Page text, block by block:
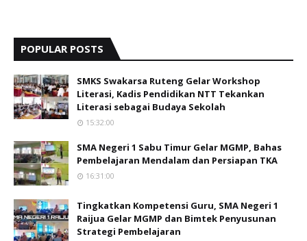
POPULAR POSTS
SMKS Swakarsa Ruteng Gelar Workshop
Literasi, Kadis Pendidikan NTT Tekankan
Literasi sebagai Budaya Sekolah
15:32:00
SMA Negeri 1 Sabu Timur Gelar MGMP, Bahas
Pembelajaran Mendalam dan Persiapan TKA
16:31:00
Tingkatkan Kompetensi Guru, SMA Negeri 1
Raijua Gelar MGMP dan Bimtek Penyusunan
Strategi Pembelajaran